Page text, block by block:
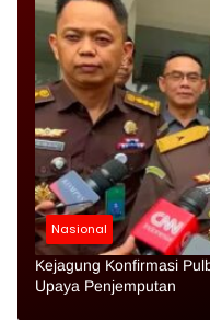
Nasional
Kejagung Konfirmasi
Upaya Penjemputan